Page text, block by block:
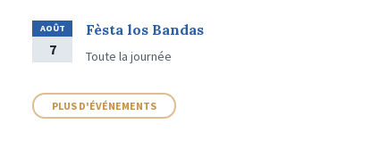
AOÛT
7
Fèsta los Bandas
Toute la journée
PLUS D'ÉVÉNEMENTS